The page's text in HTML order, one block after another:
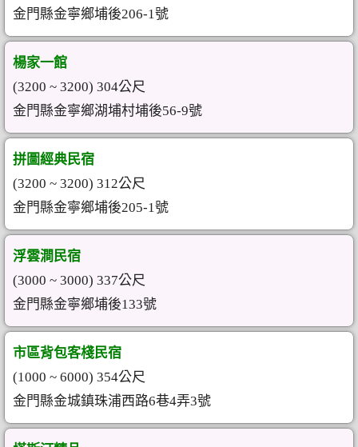
金門縣金寧鄉埔後206-1號
楊家一館
(3200 ~ 3200) 304公尺
金門縣金寧鄉湖埔村埔後56-9號
拼圖經典民宿
(3200 ~ 3200) 312公尺
金門縣金寧鄉埔後205-1號
浮雲澗民宿
(3000 ~ 3000) 337公尺
金門縣金寧鄉埔後133號
市區背包客棧民宿
(1000 ~ 6000) 354公尺
金門縣金城鎮珠浦西路6巷4弄3號